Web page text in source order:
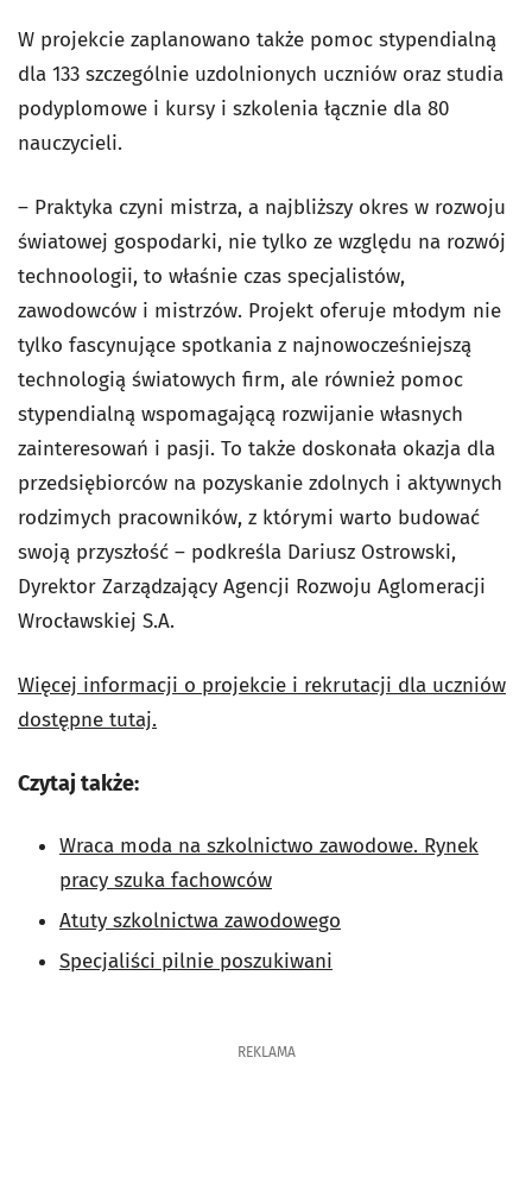
W projekcie zaplanowano także pomoc stypendialną
dla 133 szczególnie uzdolnionych uczniów oraz studia
podyplomowe i kursy i szkolenia łącznie dla 80
nauczycieli.
– Praktyka czyni mistrza, a najbliższy okres w rozwoju
światowej gospodarki, nie tylko ze względu na rozwój
technoologii, to właśnie czas specjalistów,
zawodowców i mistrzów. Projekt oferuje młodym nie
tylko fascynujące spotkania z najnowocześniejszą
technologią światowych firm, ale również pomoc
stypendialną wspomagającą rozwijanie własnych
zainteresowań i pasji. To także doskonała okazja dla
przedsiębiorców na pozyskanie zdolnych i aktywnych
rodzimych pracowników, z którymi warto budować
swoją przyszłość – podkreśla Dariusz Ostrowski,
Dyrektor Zarządzający Agencji Rozwoju Aglomeracji
Wrocławskiej S.A.
Więcej informacji o projekcie i rekrutacji dla uczniów
dostępne tutaj.
Czytaj także:
Wraca moda na szkolnictwo zawodowe. Rynek
pracy szuka fachowców
Atuty szkolnictwa zawodowego
Specjaliści pilnie poszukiwani
REKLAMA